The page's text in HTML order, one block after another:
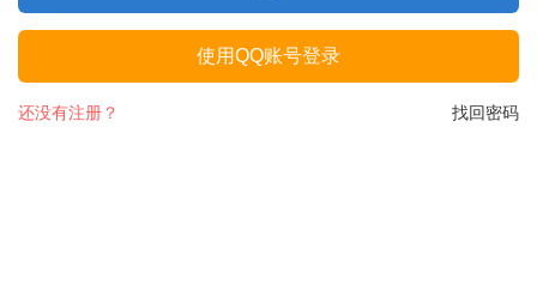
使用QQ账号登录
找回密码
还没有注册？